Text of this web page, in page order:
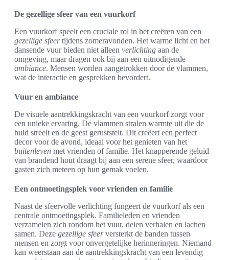
De gezellige sfeer van een vuurkorf
Een vuurkorf speelt een cruciale rol in het creëren van een
gezellige sfeertijdens zomeravonden. Het warme licht en het
dansende vuur bieden niet alleen verlichting aan de
omgeving, maar dragen ook bij aan een uitnodigende
ambiance. Mensen worden aangetrokken door de vlammen,
wat de interactie en gesprekken bevordert.
Vuur en ambiance
De visuele aantrekkingskracht van een vuurkorf zorgt voor
een unieke ervaring. De vlammen stralen warmte uit die de
huid streelt en de geest geruststelt. Dit creëert een perfect
decor voor de avond, ideaal voor het genieten van het
buitenleven met vrienden of familie. Het knapperende geluid
van brandend hout draagt bij aan een serene sfeer, waardoor
gasten zich meteen op hun gemak voelen.
Een ontmoetingsplek voor vrienden en familie
Naast de sfeervolle verlichting fungeert de vuurkorf als een
centrale ontmoetingsplek. Familieleden en vrienden
verzamelen zich rondom het vuur, delen verhalen en lachen
samen. Deze gezellige sfeerversterkt de banden tussen
mensen en zorgt voor onvergetelijke herinneringen. Niemand
kan weerstaan aan de aantrekkingskracht van een levendig